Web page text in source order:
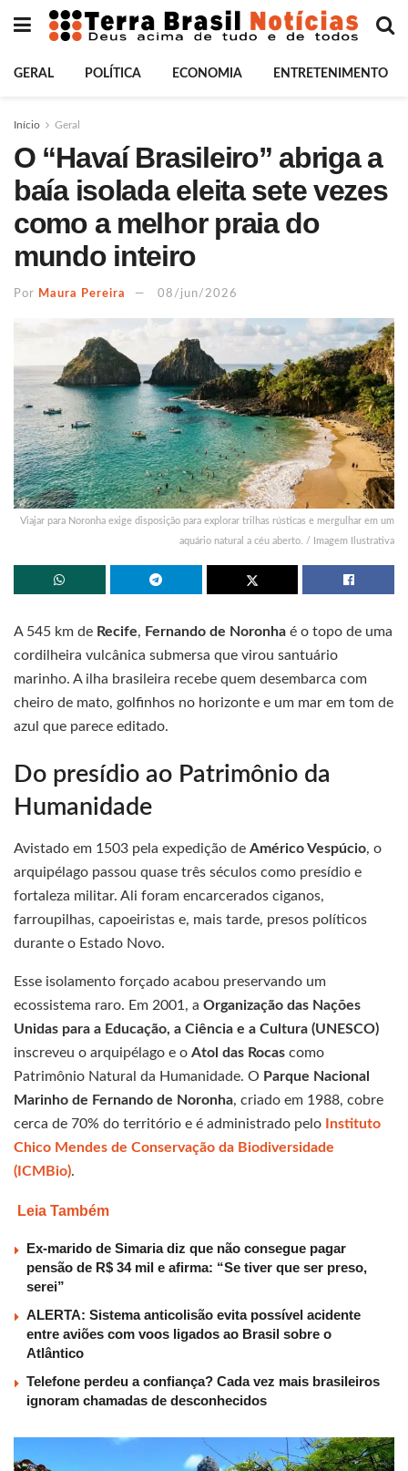
GERAL POLÍTICA ECONOMIA ENTRETENIMENTO
Início Geral
O “Havaí Brasileiro” abriga a
baía isolada eleita sete vezes
como a melhor praia do
mundo inteiro
Por Maura Pereira 08/jun/2026
Viajar para Noronha exige disposição para explorar trilhas rústicas e mergulhar em um
aquário natural a céu aberto. / Imagem Ilustrativa
A 545 km de Recife, Fernando de Noronha é o topo de uma
cordilheira vulcânica submersa que virou santuário
marinho. A ilha brasileira recebe quem desembarca com
cheiro de mato, golfinhos no horizonte e um mar em tom de
azul que parece editado.
Do presídio ao Patrimônio da
Humanidade
Avistado em 1503 pela expedição de Américo Vespúcio, o
arquipélago passou quase três séculos como presídio e
fortaleza militar. Ali foram encarcerados ciganos,
farroupilhas, capoeiristas e, mais tarde, presos políticos
durante o Estado Novo.
Esse isolamento forçado acabou preservando um
ecossistema raro. Em 2001, a Organização das Nações
Unidas para a Educação, a Ciência e a Cultura (UNESCO)
inscreveu o arquipélago e o Atol das Rocas como
Patrimônio Natural da Humanidade. O Parque Nacional
Marinho de Fernando de Noronha, criado em 1988, cobre
cerca de 70% do território e é administrado pelo
Instituto
Chico Mendes de Conservação da Biodiversidade
(ICMBio).
Leia Também
Ex-marido de Simaria diz que não consegue pagar
pensão de R$ 34 mil e afirma: “Se tiver que ser preso,
serei”
ALERTA: Sistema anticolisão evita possível acidente
entre aviões com voos ligados ao Brasil sobre o
Atlântico
Telefone perdeu a confiança? Cada vez mais brasileiros
ignoram chamadas de desconhecidos